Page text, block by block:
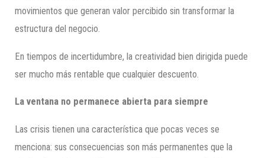
movimientos que generan valor percibido sin transformar la
estructura del negocio.
En tiempos de incertidumbre, la creatividad bien dirigida puede
ser mucho más rentable que cualquier descuento.
La ventana no permanece abierta para siempre
Las crisis tienen una característica que pocas veces se
menciona: sus consecuencias son más permanentes que la